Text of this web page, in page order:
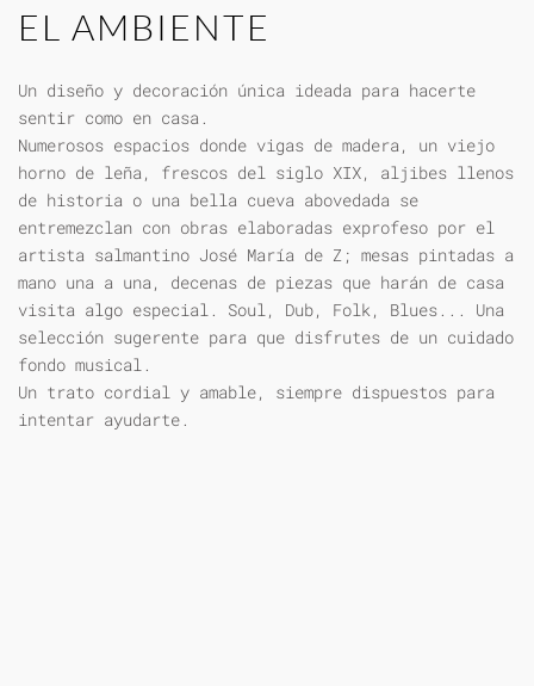
EL AMBIENTE
Un diseño y decoración única ideada para hacerte
sentir como en casa.
Numerosos espacios donde vigas de madera, un viejo
horno de leña, frescos del siglo XIX, aljibes llenos
de historia o una bella cueva abovedada se
entremezclan con obras elaboradas exprofeso por el
artista salmantino José María de Z; mesas pintadas a
mano una a una, decenas de piezas que harán de casa
visita algo especial. Soul, Dub, Folk, Blues... Una
selección sugerente para que disfrutes de un cuidado
fondo musical.
Un trato cordial y amable, siempre dispuestos para
intentar ayudarte.